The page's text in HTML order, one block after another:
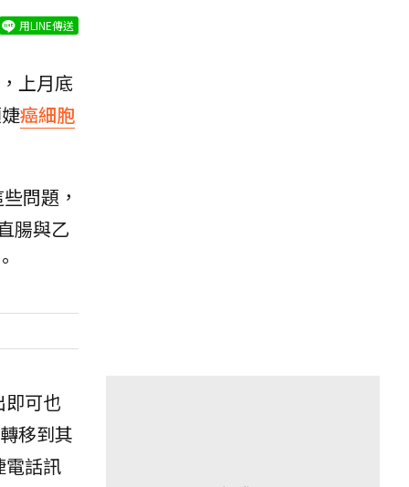
用LINE傳送
上月底
癌細胞
問題，
腸與乙
可也
移到其
電話訊